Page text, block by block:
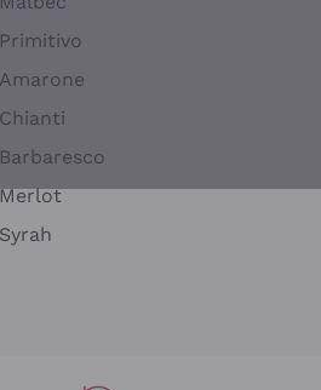
Primitivo
Amarone
Chianti
Barbaresco
Merlot
Syrah